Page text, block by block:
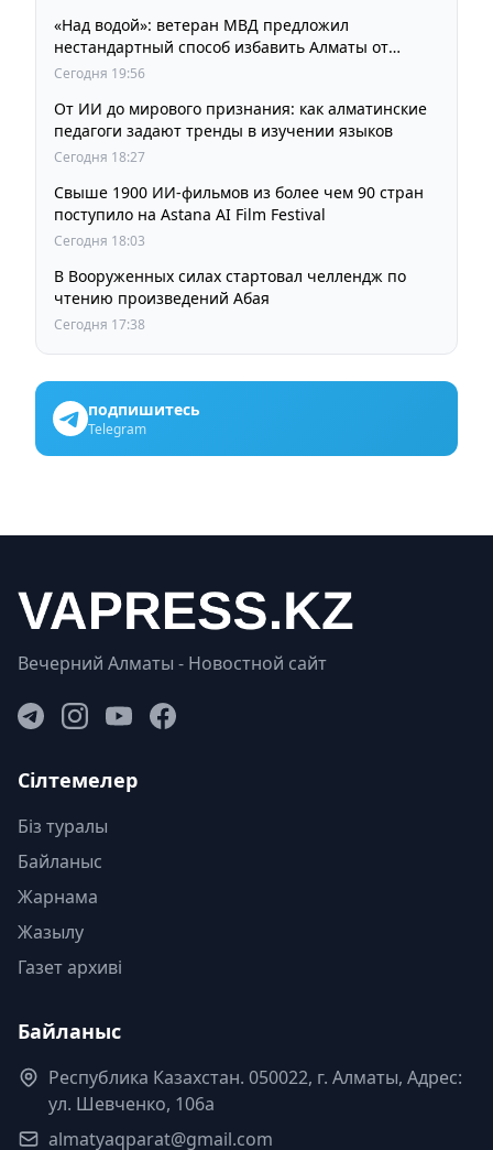
«Над водой»: ветеран МВД предложил
нестандартный способ избавить Алматы от
пробок и смога
Сегодня 19:56
От ИИ до мирового признания: как алматинские
педагоги задают тренды в изучении языков
Сегодня 18:27
Свыше 1900 ИИ-фильмов из более чем 90 стран
поступило на Astana AI Film Festival
Сегодня 18:03
В Вооруженных силах стартовал челлендж по
чтению произведений Абая
Сегодня 17:38
подпишитесь
Telegram
Вечерний Алматы - Новостной сайт
Сілтемелер
Біз туралы
Байланыс
Жарнама
Жазылу
Газет архиві
Байланыс
Республика Казахстан. 050022, г. Алматы, Адрес:
ул. Шевченко, 106а
almatyaqparat@gmail.com